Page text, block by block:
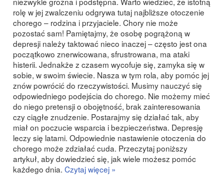
rolę w jej zwalczeniu odgrywa tutaj najbliższe otoczenie
chorego – rodzina i przyjaciele. Chory nie może
pozostać sam! Pamiętajmy, że osobę pogrążoną w
depresji należy taktować nieco inaczej – często jest ona
początkowo znerwicowana, sfrustrowana, ma ataki
histerii. Jednakże z czasem wycofuje się, zamyka się w
sobie, w swoim świecie. Nasza w tym rola, aby pomóc jej
znów powrócić do rzeczywistości. Musimy nauczyć się
odpowiedniego podejścia do chorego. Nie możemy mieć
do niego pretensji o obojętność, brak zainteresowania
czy ciągłe znudzenie. Postarajmy się działać tak, aby
miał on poczucie wsparcia i bezpieczeństwa. Depresję
leczy się latami. Odpowiednie nastawienie otoczenia do
chorego może zdziałać cuda. Przeczytaj poniższy
artykuł, aby dowiedzieć się, jak wiele możesz pomóc
każdego dnia. Czytaj więcej »